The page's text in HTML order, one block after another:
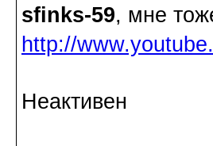
sfinks-59, мне
http://
Неактивен